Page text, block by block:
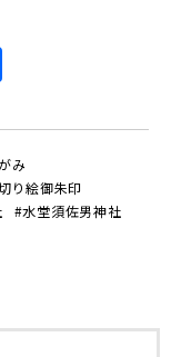
み
り絵御朱印
#水堂須佐男神社